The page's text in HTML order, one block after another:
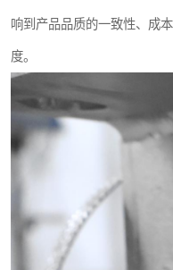
响到产品品质的一致性、成
度。